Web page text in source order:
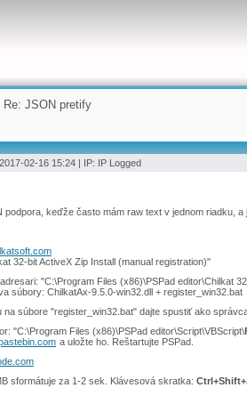
Re: JSON pretify
02-16 15:24 | IP: IP Logged
podpora, keďže často mám raw text v jednom riadku,
32-bit ActiveX Zip Install (manual registration)"
"C:\Program Files (x86)\PSPad editor\Chilkat
súbory: ChilkatAx-9.5.0-win32.dll + register_win32.bat
na súbore "register_win32.bat" dajte spustiť ako
"C:\Program Files (x86)\PSPad editor\Script\VBScript\
a uložte ho. Reštartujte PSPad.
sformátuje za 1-2 sek. Klávesová skratka: